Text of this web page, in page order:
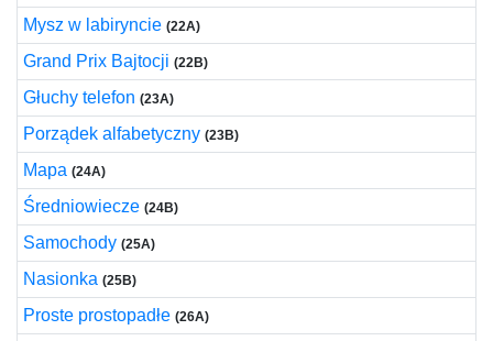
Mysz w labiryncie (22A)
Grand Prix Bajtocji (22B)
Głuchy telefon (23A)
Porządek alfabetyczny (23B)
Mapa (24A)
Średniowiecze (24B)
Samochody (25A)
Nasionka (25B)
Proste prostopadłe (26A)